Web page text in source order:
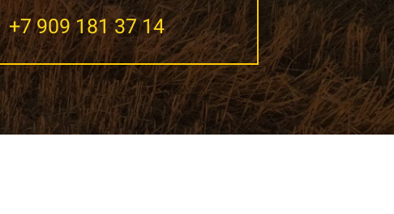
+7 909 181 37 14